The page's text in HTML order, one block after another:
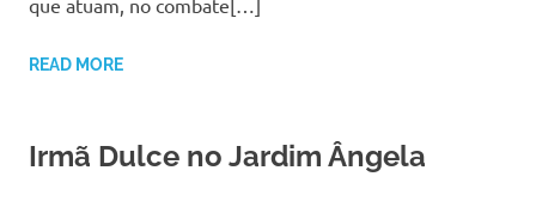
que atuam, no combate[…]
READ MORE
Irmã Dulce no Jardim Ângela